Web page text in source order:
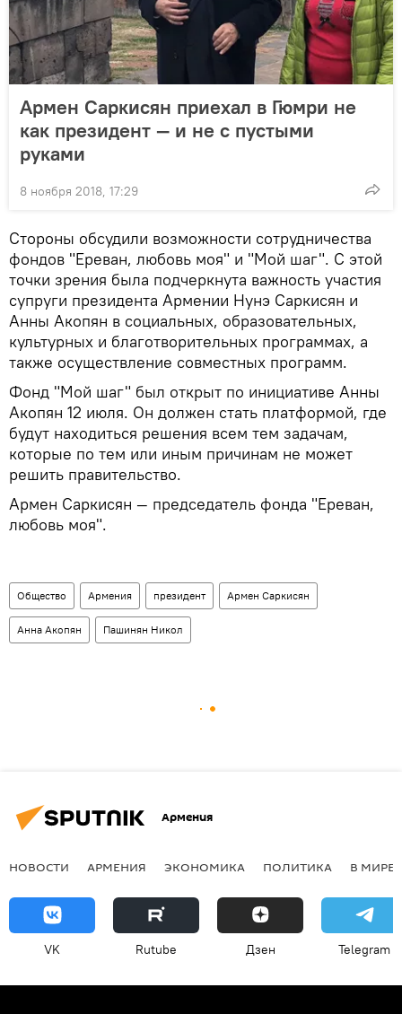
Армен Саркисян приехал в Гюмри не
как президент — и не с пустыми
руками
8 ноября 2018, 17:29
Стороны обсудили возможности сотрудничества
фондов "Ереван, любовь моя" и "Мой шаг". С этой
точки зрения была подчеркнута важность участия
супруги президента Армении Нунэ Саркисян и
Анны Акопян в социальных, образовательных,
культурных и благотворительных программах, а
также осуществление совместных программ.
Фонд "Мой шаг" был открыт по инициативе Анны
Акопян 12 июля. Он должен стать платформой, где
будут находиться решения всем тем задачам,
которые по тем или иным причинам не может
решить правительство.
Армен Саркисян — председатель фонда "Ереван,
любовь моя".
Общество Армения президент Армен Саркисян
Анна Акопян Пашинян Никол
Армения
НОВОСТИ АРМЕНИЯ ЭКОНОМИКА ПОЛИТИКА В МИРЕ
VK Rutube Дзен Telegram